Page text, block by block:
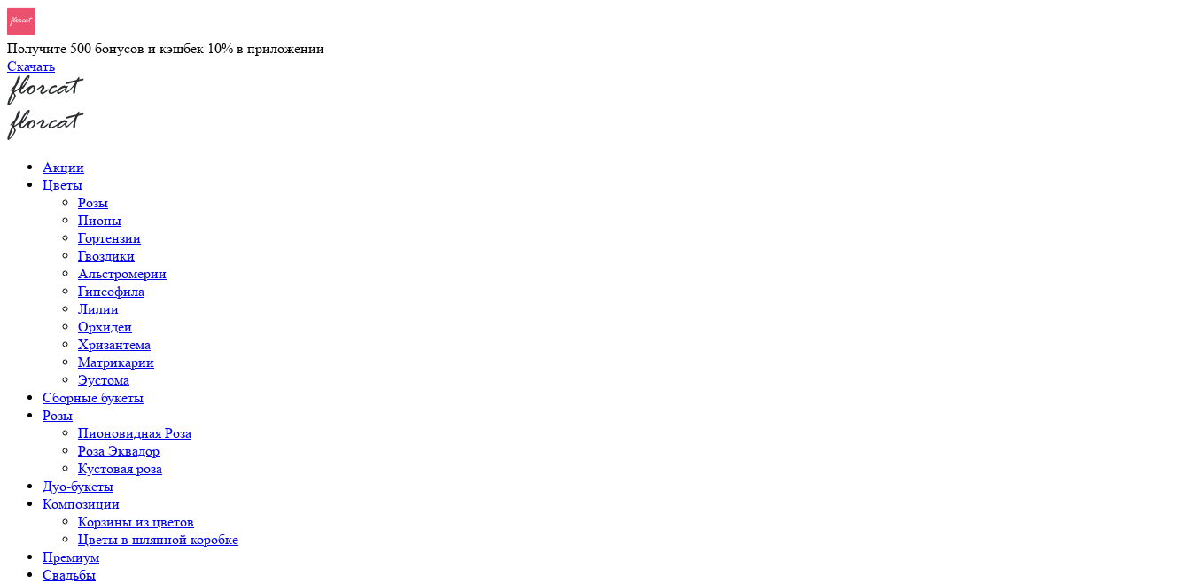
Получите 500 бонусов и кэшбек 10% в приложении
Скачать
Акции
Цветы
Розы
Пионы
Гортензии
Гвоздики
Альстромерии
Гипсофила
Лилии
Орхидеи
Хризантема
Матрикарии
Эустома
Сборные букеты
Розы
Пионовидная Роза
Роза Эквадор
Кустовая роза
Дуо-букеты
Композиции
Корзины из цветов
Цветы в шляпной коробке
Премиум
Свадьбы